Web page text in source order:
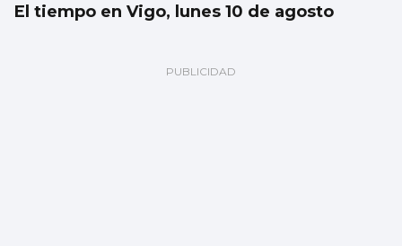
El tiempo en Vigo, lunes 10 de agosto